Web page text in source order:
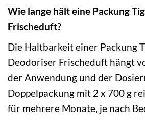
Wie lange hält eine Packung
Frischeduft?
Die Haltbarkeit einer Packung
Deodoriser Frischeduft hängt
der Anwendung und der
Doppelpackung mit 2 x 700 g
für mehrere Monate, je nach